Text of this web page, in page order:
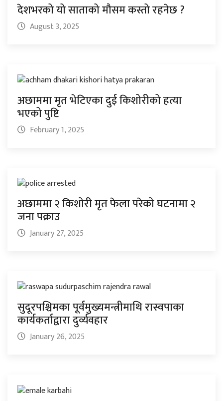
देशभरको यो साताको मौसम कस्तो रहनेछ ?
August 3, 2025
अछाममा मृत भेटिएका दुई किशोरीको हत्या
भएको पुष्टि
February 1, 2025
अछाममा २ किशोरी मृत फेला परेको घटनामा २
जना पक्राउ
January 27, 2025
सुदूरपश्चिमका पूर्वमुख्यमन्त्रीमाथि रास्वपाका
कार्यकर्ताद्वारा दुर्व्यवहार
January 26, 2025